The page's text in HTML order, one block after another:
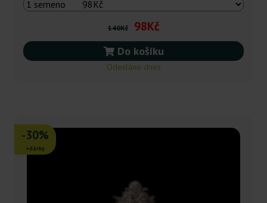
140Kč 98Kč
Do košíku
Odesláno dnes
-30%
+dárky